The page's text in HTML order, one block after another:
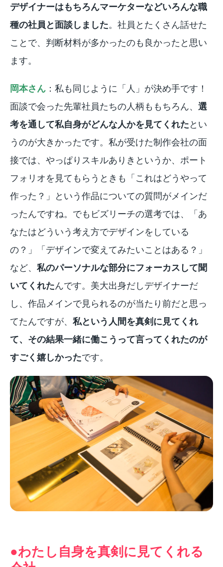
デザイナーはもちろんマーケターなどいろんな職
種の社員と面談しました。社員とたくさん話せた
ことで、判断材料が多かったのも良かったと思い
ます。
岡本さん ：私も同じように「人」が決め手です！
面談で会った先輩社員たちの人柄ももちろん、 選
考を通して私自身がどんな人かを見てくれたとい
うのが大きかったです。私が受けた制作会社の面
接では、やっぱりスキルありきというか、ポート
フォリオを見てもらうときも「これはどうやって
作った？」という作品についての質問がメインだ
ったんですね。でもビズリーチの選考では、「あ
なたはどういう考え方でデザインをしている
の？」「デザインで変えてみたいことはある？」
など、 私のパーソナルな部分にフォーカスして聞
いてくれたんです。美大出身だしデザイナーだ
し、作品メインで見られるのが当たり前だと思っ
てたんですが、 私という人間を真剣に見てくれ
て、その結果一緒に働こうって言ってくれたのが
すごく嬉しかったです。
●わたし自身を真剣に見てくれる